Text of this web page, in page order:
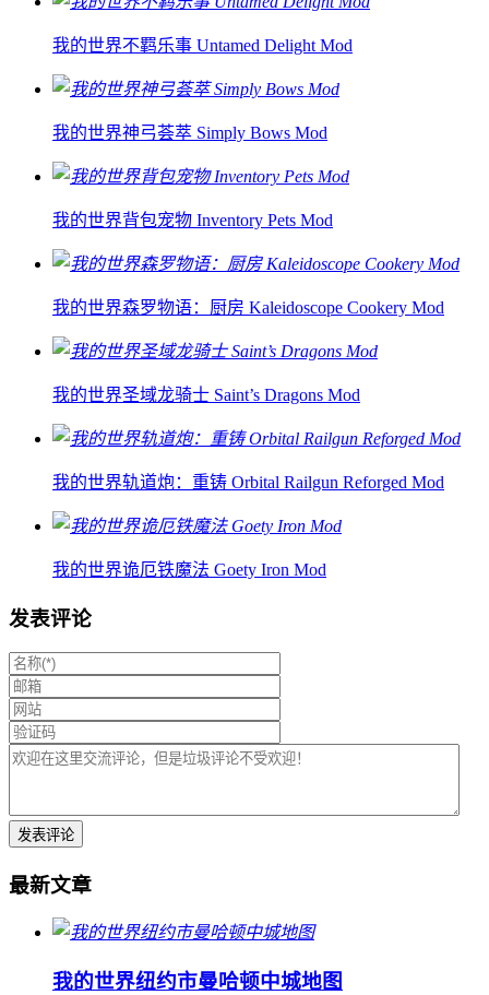
我的世界不羁乐事 Untamed Delight Mod
我的世界神弓荟萃 Simply Bows Mod
我的世界背包宠物 Inventory Pets Mod
我的世界森罗物语：厨房 Kaleidoscope Cookery Mod
我的世界圣域龙骑士 Saint’s Dragons Mod
我的世界轨道炮：重铸 Orbital Railgun Reforged Mod
我的世界诡厄铁魔法 Goety Iron Mod
发表评论
最新文章
我的世界纽约市曼哈顿中城地图